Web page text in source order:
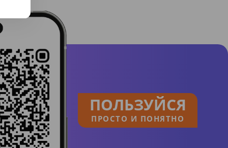
ПОЛЬЗУЙСЯ
ПРОСТО И ПОНЯТНО